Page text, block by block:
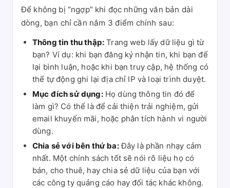
Để không bị “ngợp” khi đọc những văn bản dài
dòng, bạn chỉ cần nắm 3 điểm chính sau:
Thông tin thu thập: Trang web lấy dữ liệu gì từ
bạn? Ví dụ: khi bạn đăng ký nhận tin, khi bạn để
lại bình luận, hoặc khi bạn truy cập, hệ thống có
thể tự động ghi lại địa chỉ IP và loại trình duyệt.
Mục đích sử dụng:Họ dùng thông tin đó để
làm gì? Có thể là để cải thiện trải nghiệm, gửi
email khuyến mãi, hoặc phân tích hành vi người
dùng.
Chia sẻ với bên thứ ba:Đây là phần nhạy cảm
nhất. Một chính sách tốt sẽ nói rõ liệu họ có
bán, cho thuê, hay chia sẻ dữ liệu của bạn với
các công ty quảng cáo hay đối tác khác không.